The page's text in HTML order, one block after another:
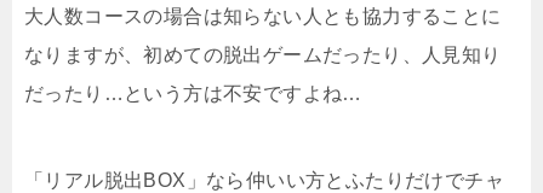
大人数コースの場合は知らない人とも協力することに
なりますが、初めての脱出ゲームだったり、人見知り
だったり…という方は不安ですよね…
「リアル脱出BOX」なら仲いい方とふたりだけでチャ